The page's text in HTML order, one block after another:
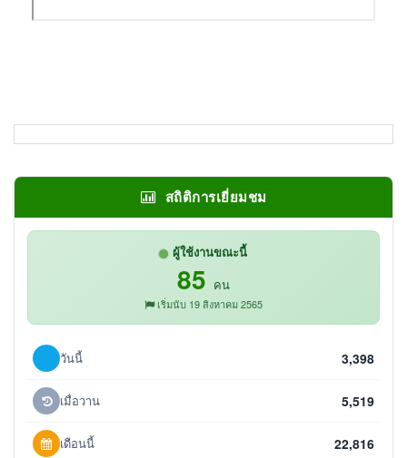
สถิติการเยี่ยมชม
ผู้ใช้งานขณะนี้
85 คน
เริ่มนับ 19 สิงหาคม 2565
วันนี้ 3,398
เมื่อวาน 5,519
เดือนนี้ 22,816